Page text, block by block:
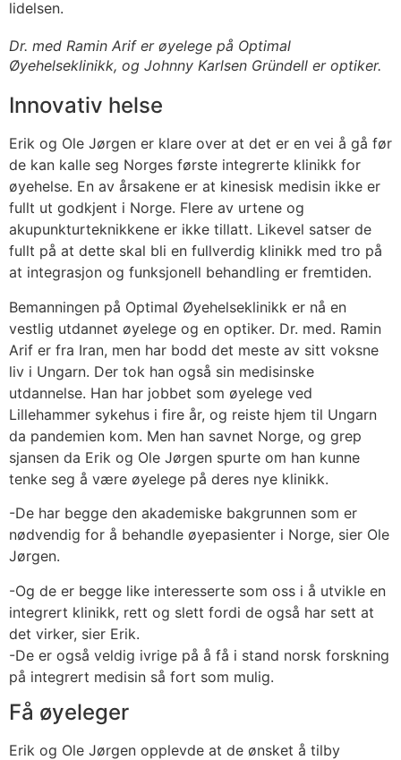
lidelsen.
Dr. med Ramin Arif er øyelege på Optimal
Øyehelseklinikk, og Johnny Karlsen Gründell er optiker.
Innovativ helse
Erik og Ole Jørgen er klare over at det er en vei å gå før
de kan kalle seg Norges første integrerte klinikk for
øyehelse. En av årsakene er at kinesisk medisin ikke er
fullt ut godkjent i Norge. Flere av urtene og
akupunkturteknikkene er ikke tillatt. Likevel satser de
fullt på at dette skal bli en fullverdig klinikk med tro på
at integrasjon og funksjonell behandling er fremtiden.
Bemanningen på Optimal Øyehelseklinikk er nå en
vestlig utdannet øyelege og en optiker. Dr. med. Ramin
Arif er fra Iran, men har bodd det meste av sitt voksne
liv i Ungarn. Der tok han også sin medisinske
utdannelse. Han har jobbet som øyelege ved
Lillehammer sykehus i fire år, og reiste hjem til Ungarn
da pandemien kom. Men han savnet Norge, og grep
sjansen da Erik og Ole Jørgen spurte om han kunne
tenke seg å være øyelege på deres nye klinikk.
-De har begge den akademiske bakgrunnen som er
nødvendig for å behandle øyepasienter i Norge, sier Ole
Jørgen.
-Og de er begge like interesserte som oss i å utvikle en
integrert klinikk, rett og slett fordi de også har sett at
det virker, sier Erik.
-De er også veldig ivrige på å få i stand norsk forskning
på integrert medisin så fort som mulig.
Få øyeleger
Erik og Ole Jørgen opplevde at de ønsket å tilby